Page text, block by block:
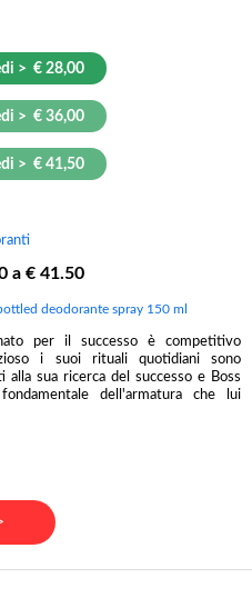
> € 28,00
> € 36,00
> € 41,50
a € 41.50
deodorante spray 150 ml
per il successo è competitivo
i suoi rituali quotidiani sono
alla sua ricerca del successo e Boss
dell'armatura che lui